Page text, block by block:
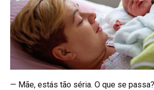
— Mãe, estás tão séria. O que se passa?